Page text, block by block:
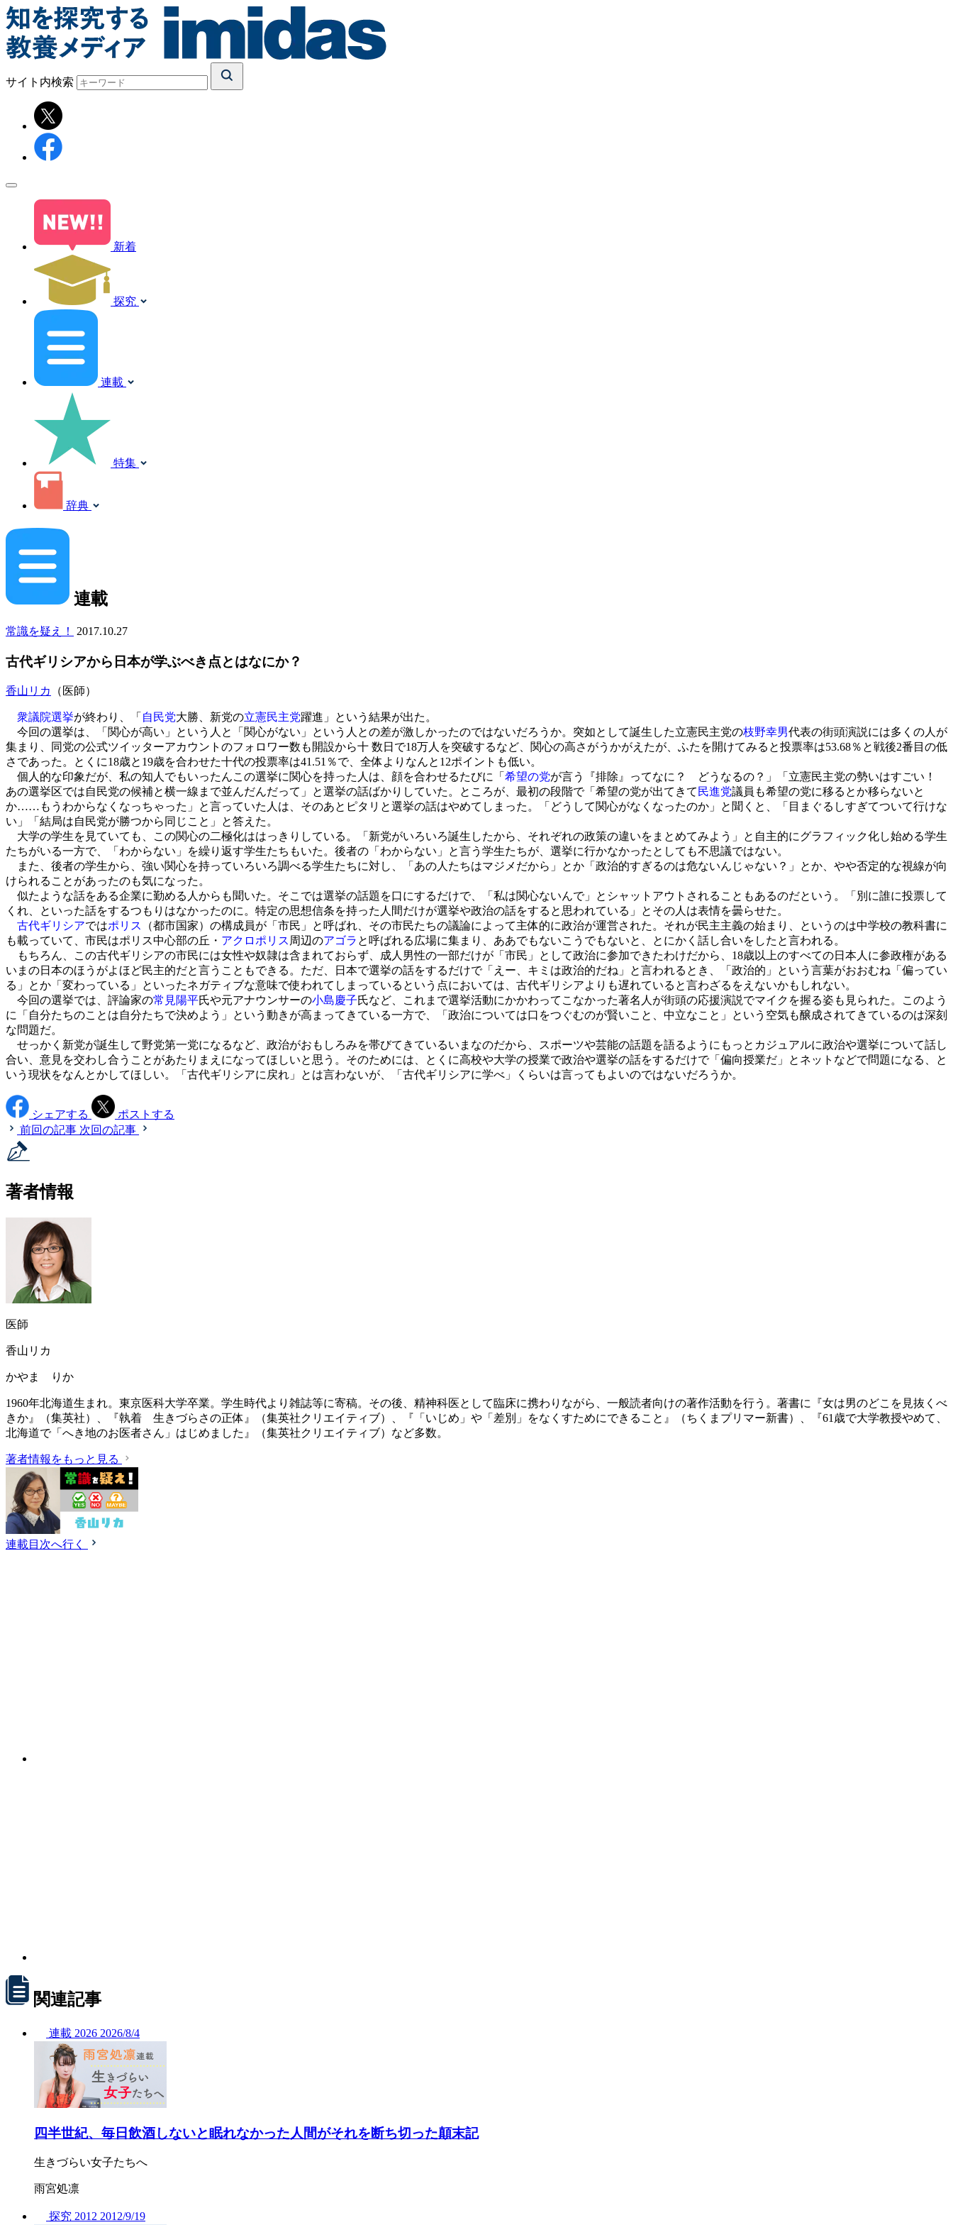
サイト内検索
新着
探究
連載
特集
辞典
連載
常識を疑え！ 2017.10.27
古代ギリシアから日本が学ぶべき点とはなにか？
香山リカ （医師）
衆議院選挙が終わり、「 自民党大勝、新党の立憲民主党躍進」という結果が出た。
今回の選挙は、「関心が高い」という人と「関心がない」という人との差が激しかったのではないだろうか。突如として誕生した立憲民主党の枝野幸男代表の街頭演説には多くの人が
集まり、同党の公式ツイッターアカウントのフォロワー数も開設から十 数日で18万人を突破するなど、関心の高さがうかがえたが、ふたを開けてみると投票率は53.68％と戦後2番目の低
さであった。とくに18歳と19歳を合わせた十代の投票率は41.51％で、全体よりなんと12ポイントも低い。
個人的な印象だが、私の知人でもいったんこの選挙に関心を持った人は、顔を合わせるたびに「 希望の党が言う『排除』ってなに？ どうなるの？」「立憲民主党の勢いはすごい！
あの選挙区では自民党の候補と横一線まで並んだんだって」と選挙の話ばかりしていた。ところが、最初の段階で「希望の党が出てきて 民進党議員も希望の党に移るとか移らないと
か……もうわからなくなっちゃった」と言っていた人は、そのあとピタリと選挙の話はやめてしまった。「どうして関心がなくなったのか」と聞くと、「目まぐるしすぎてついて行けな
い」「結局は自民党が勝つから同じこと」と答えた。
大学の学生を見ていても、この関心の二極化ははっきりしている。「新党がいろいろ誕生したから、それぞれの政策の違いをまとめてみよう」と自主的にグラフィック化し始める学生
たちがいる一方で、「わからない」を繰り返す学生たちもいた。後者の「わからない」と言う学生たちが、選挙に行かなかったとしても不思議ではない。
また、後者の学生から、強い関心を持っていろいろ調べる学生たちに対し、「あの人たちはマジメだから」とか「政治的すぎるのは危ないんじゃない？」とか、やや否定的な視線が向
けられることがあったのも気になった。
似たような話をある企業に勤める人からも聞いた。そこでは選挙の話題を口にするだけで、「私は関心ないんで」とシャットアウトされることもあるのだという。「別に誰に投票して
くれ、といった話をするつもりはなかったのに。特定の思想信条を持った人間だけが選挙や政治の話をすると思われている」とその人は表情を曇らせた。
古代ギリシアではポリス
（都市国家）の構成員が「市民」と呼ばれ、その市民たちの議論によって主体的に政治が運営された。それが民主主義の始まり、というのは中学校の教科書に
も載っていて、市民はポリス中心部の丘・ アクロポリス 周辺のアゴラ と呼ばれる広場に集まり、ああでもないこうでもないと、とにかく話し合いをしたと言われる。
もちろん、この古代ギリシアの市民には女性や奴隷は含まれておらず、成人男性の一部だけが「市民」として政治に参加できたわけだから、18歳以上のすべての日本人に参政権がある
いまの日本のほうがよほど民主的だと言うこともできる。ただ、日本で選挙の話をするだけで「えー、キミは政治的だね」と言われるとき、「政治的」という言葉がおおむね「偏ってい
る」とか「変わっている」といったネガティブな意味で使われてしまっているという点においては、古代ギリシアよりも遅れていると言わざるをえないかもしれない。
今回の選挙では、評論家の常見陽平氏や元アナウンサーの小島慶子氏など、これまで選挙活動にかかわってこなかった著名人が街頭の応援演説でマイクを握る姿も見られた。このよう
に「自分たちのことは自分たちで決めよう」という動きが高まってきている一方で、「政治については口をつぐむのが賢いこと、中立なこと」という空気も醸成されてきているのは深刻
な問題だ。
せっかく新党が誕生して野党第一党になるなど、政治がおもしろみを帯びてきているいまなのだから、スポーツや芸能の話題を語るようにもっとカジュアルに政治や選挙について話し
合い、意見を交わし合うことがあたりまえになってほしいと思う。そのためには、とくに高校や大学の授業で政治や選挙の話をするだけで「偏向授業だ」とネットなどで問題になる、と
いう現状をなんとかしてほしい。「古代ギリシアに戻れ」とは言わないが、「古代ギリシアに学べ」くらいは言ってもよいのではないだろうか。
シェアする
ポストする
前回の記事 次回の記事
著者情報
医師
香山リカ
かやま りか
1960年北海道生まれ。東京医科大学卒業。学生時代より雑誌等に寄稿。その後、精神科医として臨床に携わりながら、一般読者向けの著作活動を行う。著書に『女は男のどこを見抜くべ
きか』（集英社）、『執着 生きづらさの正体』（集英社クリエイティブ）、『「いじめ」や「差別」をなくすためにできること』（ちくまプリマー新書）、『61歳で大学教授やめて、
北海道で「へき地のお医者さん」はじめました』（集英社クリエイティブ）など多数。
著者情報をもっと見る
連載目次へ行く
関連記事
連載 2026 2026/8/4
四半世紀、毎日飲酒しないと眠れなかった人間がそれを断ち切った顛末記
生きづらい女子たちへ
雨宮処凛
探究 2012 2012/9/19